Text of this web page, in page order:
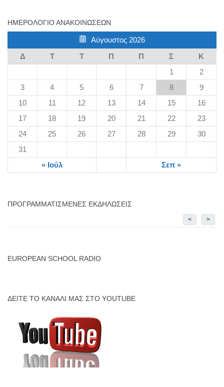
ΗΜΕΡΟΛΌΓΙΟ ΑΝΑΚΟΙΝΏΣΕΩΝ
Αύγουστος 2026
Δ
Τ Τ Π Π Σ
Κ
1
2
3
4 5 6 7 8
9
10
11 12 13 14 15
16
17
18 19 20 21 22
23
24
25 26 27 28 29
30
31
« Ιούλ
Σεπ »
ΠΡΟΓΡΑΜΜΑΤΙΣΜΈΝΕΣ ΕΚΔΗΛΏΣΕΙΣ
< >
EUROPEAN SCHOOL RADIO
ΔΕΊΤΕ ΤΟ ΚΑΝΆΛΙ ΜΑΣ ΣΤΟ YOUTUBE